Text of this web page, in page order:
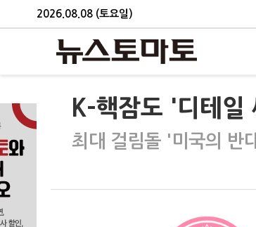
2026.08.08 (토요일)
K-핵잠도 '디테
최대 걸림돌 '미국의 반